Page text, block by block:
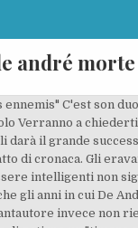
andré morte
di De André con un altro collega che ha cantato, spesso, gli ultimi e i poveri, Gipo Farassino; anni dopo De André racconterà a TorinoSette, l'inserto settimanale de La Stampa, un episodio successivo (avvenuto dopo un concerto a Torino) riguardante la loro amicizia: «"Mi raccolse dopo un concerto ubriaco come un tino di mosto, mi caricò in macchina, mi trascinò in casa sua, mi offrì un cesso per finire di rovesciarmi lo stomaco e un letto per lasciarmi girare la testa fino al sonno. Fila la lana, indicata come "canzone popolare francese del quindicesimo secolo" che De André aveva conosciuto tramite Vittorio Centanaro, fu composta per la parte musicale da Robert Marcy nel 1948 e interpretata da Jacques Douai nel 1955, e tradotta da De André. Qualche mese prima della sua scomparsa, nel concerto al teatro Brancaccio di Roma nel 1998, De André fece le seguenti dichiarazioni riguardo all'album La buona novella[192]: «Quando scrissi La buona novella era il 1969. Cani & gatti La vendetta di Kitty, Italia1/ Trama del film con Christina Applegate... Miracolo sull’8a strada/ Su Rete 4 il film con Jessica Tandy (oggi, 5 gennaio 2021), TANYA ROBERTS NON È MORTA/ L'ospedale smentisce: “La Bondgirl viva ma grave”,